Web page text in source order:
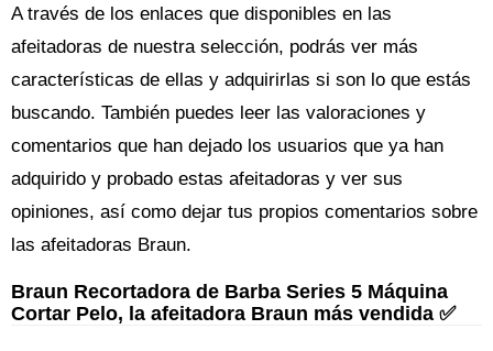
A través de los enlaces que disponibles en las
afeitadoras de nuestra selección, podrás ver más
características de ellas y adquirirlas si son lo que estás
buscando. También puedes leer las valoraciones y
comentarios que han dejado los usuarios que ya han
adquirido y probado estas afeitadoras y ver sus
opiniones, así como dejar tus propios comentarios sobre
las afeitadoras Braun.
Braun Recortadora de Barba Series 5 Máquina
Cortar Pelo, la afeitadora Braun más vendida ✅